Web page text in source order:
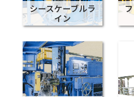
シースケーブルラ
イン